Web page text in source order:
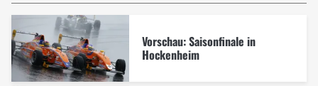
Vorschau: Saisonfinale in
Hockenheim